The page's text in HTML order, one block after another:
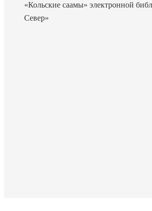
«Кольские саамы» электронной
Север»